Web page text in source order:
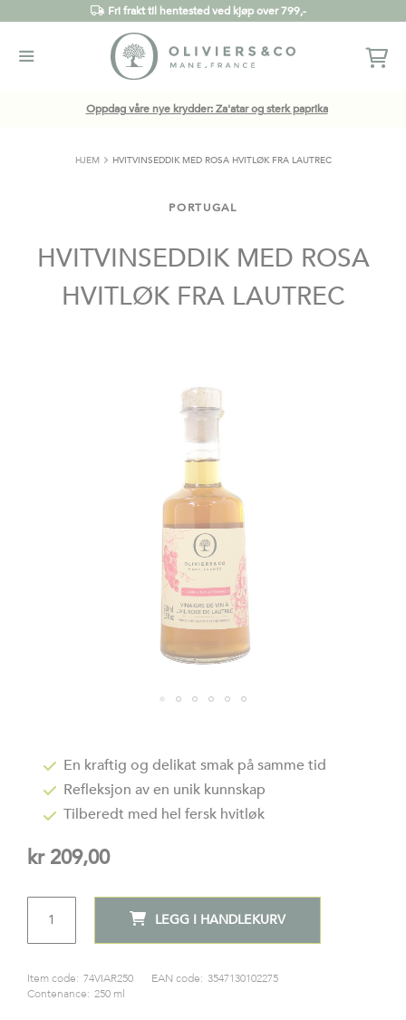
Fri frakt til hentested ved kjøp over 799,-
Oppdag våre nye krydder: Za'atar og sterk paprika
begynnelsen
bildegalleri
HJEM HVITVINSEDDIK MED ROSA HVITLØK FRA LAUTREC
PORTUGAL
HVITVINSEDDIK MED ROSA
HVITLØK FRA LAUTREC
En kraftig og delikat smak på samme tid
Refleksjon av en unik kunnskap
Tilberedt med hel fersk hvitløk
kr 209,00
ANTALL
LEGG I HANDLEKURV
Item code: 74VIAR250 EAN code: 3547130102275
Contenance: 250 ml